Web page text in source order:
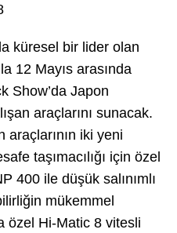
küresel bir lider olan
12 Mayıs arasında
Show’da Japon
araçlarını sunacak.
araçlarının iki yeni
taşımacılığı için özel
400 ile düşük salınımlı
mükemmel
özel Hi-Matic 8 vitesli